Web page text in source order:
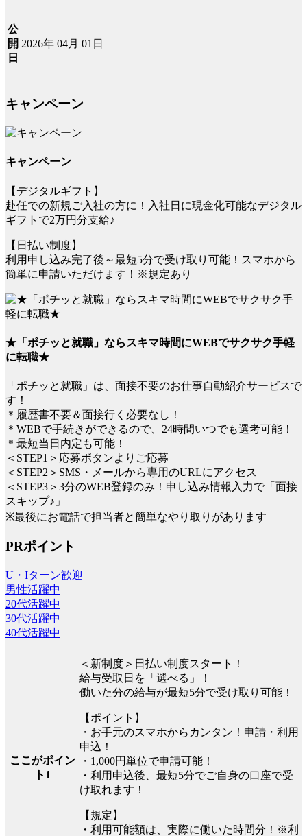
公
開
日
2026年 04月 01日
キャンペーン
キャンペーン
【デジタルギフト】
赴任での新規ご入社の方に！入社日に現金化可能なデジタル
ギフトで2万円分支給♪
【日払い制度】
利用申し込み完了後～最短5分で受け取り可能！スマホから
簡単に申請いただけます！※規定あり
★「ポチッと就職」ならスキマ時間にWEBでサクサク手軽
に転職★
「ポチッと就職」は、面接不要のお仕事自動紹介サービスで
す！
＊履歴書不要＆面接行く必要なし！
＊WEBで手続きができるので、24時間いつでも選考可能！
＊最短当日内定も可能！
＜STEP1＞応募ボタンよりご応募
＜STEP2＞SMS・メールから専用のURLにアクセス
＜STEP3＞3分のWEB登録のみ！申し込み情報入力で「面接
スキップ♪」
※最後にお電話で担当者と簡単なやり取りがあります
PRポイント
U・Iターン歓迎
男性活躍中
20代活躍中
30代活躍中
40代活躍中
ここがポイン
ト1
＜新制度＞日払い制度スタート！
給与受取日を「選べる」！
働いた分の給与が最短5分で受け取り可能！
【ポイント】
・お手元のスマホからカンタン！申請・利用
申込！
・1,000円単位で申請可能！
・利用申込後、最短5分でご自身の口座で受
け取れます！
【規定】
・利用可能額は、実際に働いた時間分！※利